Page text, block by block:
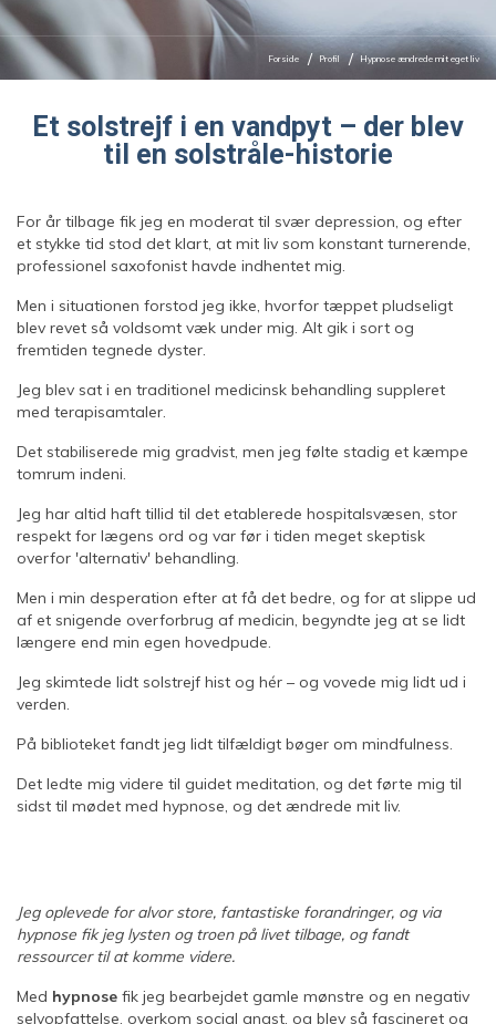
Forside Profil Hypnose ændrede mit eget liv
Et solstrejf i en vandpyt – der blev
til en solstråle-historie
For år tilbage fik jeg en moderat til svær depression, og efter
et stykke tid stod det klart, at mit liv som konstant turnerende,
professionel saxofonist havde indhentet mig.
Men i situationen forstod jeg ikke, hvorfor tæppet pludseligt
blev revet så voldsomt væk under mig. Alt gik i sort og
fremtiden tegnede dyster.
Jeg blev sat i en traditionel medicinsk behandling suppleret
med terapisamtaler.
Det stabiliserede mig gradvist, men jeg følte stadig et kæmpe
tomrum indeni.
Jeg har altid haft tillid til det etablerede hospitalsvæsen, stor
respekt for lægens ord og var før i tiden meget skeptisk
overfor 'alternativ' behandling.
Men i min desperation efter at få det bedre, og for at slippe ud
af et snigende overforbrug af medicin, begyndte jeg at se lidt
længere end min egen hovedpude.
Jeg skimtede lidt solstrejf hist og hér – og vovede mig lidt ud i
verden.
På biblioteket fandt jeg lidt tilfældigt bøger om mindfulness.
Det ledte mig videre til guidet meditation, og det førte mig til
sidst til mødet med hypnose, og det ændrede mit liv.
Jeg oplevede for alvor store, fantastiske forandringer, og via
hypnose fik jeg lysten og troen på livet tilbage, og fandt
ressourcer til at komme videre.
Med hypnose fik jeg bearbejdet gamle mønstre og en negativ
selvopfattelse, overkom social angst, og blev så fascineret og